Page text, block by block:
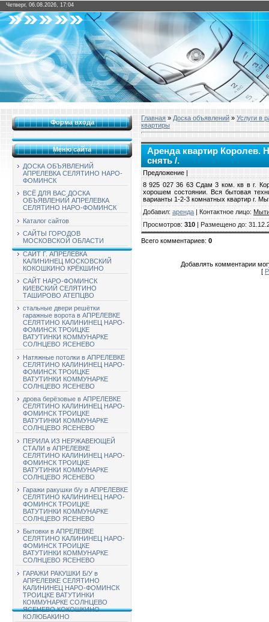
Четверг, 06.08.2026, 17:04
Форма входа
Меню сайта
ДОСКА ОБЪЯВЛЕНИЙ
АПРЕЛЕВКА СЕЛЯТИНО НАРО-
ФОМИНСК
ВСЁ ДЛЯ ВАС ДОСКА
ОБЪЯВЛЕНИЙ АПРЕЛЕВКА
СЕЛЯТИНО НАРО-ФОМИНСК
Каталог сайтов
САЙТЫ ГОРОДОВ
МОСКОВСКОЙ ОБЛАСТИ
САЙТ Г. АПРЕЛЕВКА
КАЛИНИНЕЦ МОСКОВСКИЙ
КОКОШКИНО КРЁКШИНО
САЙТ НАРО-ФОМИНСК
КИЕВСКИЙ СЕЛЯТИНО
ТАШИРОВО АТЕПЦВО
стальные двери решётки
гаражные ворота в АПРЕЛЕВКЕ
СЕЛЯТИНО КАЛИНИНЕЦ НАРО-
ФОМИНСК ТРОИЦКЕ
ВАТУТИНКИ КОММУНАРКЕ
СОЛНЦЕВО ЯСЕНЕВО
Натяжные потолки в АПРЕЛЕВКЕ
СЕЛЯТИНО КАЛИНИНЕЦ НАРО-
ФОМИНСК ТРОИЦКЕ
ВАТУТИНКИ КОММУНАРКЕ
СОЛНЦЕВО ЯСЕНЕВО
дрова берёзовые в АПРЕЛЕВКЕ
СЕЛЯТИНО КАЛИНИНЕЦ НАРО-
ФОМИНСК ТРОИЦКЕ
ВАТУТИНКИ КОММУНАРКЕ
СОЛНЦЕВО ЯСЕНЕВО
ПЕРИЛА ИЗ НЕРЖАВЕЮЩЕЙ
СТАЛИ в АПРЕЛЕВКЕ
СЕЛЯТИНО КАЛИНИНЕЦ НАРО-
ФОМИНСК ТРОИЦКЕ
ВАТУТИНКИ КОММУНАРКЕ
СОЛНЦЕВО ЯСЕНЕВО
Гаражи ракушки б/у в АПРЕЛЕВКЕ
СЕЛЯТИНО КАЛИНИНЕЦ НАРО-
ФОМИНСК ТРОИЦКЕ
ВАТУТИНКИ КОММУНАРКЕ
СОЛНЦЕВО ЯСЕНЕВО
Бытовки в АПРЕЛЕВКЕ
СЕЛЯТИНО КАЛИНИНЕЦ НАРО-
ФОМИНСК ТРОИЦКЕ
ВАТУТИНКИ КОММУНАРКЕ
СОЛНЦЕВО ЯСЕНЕВО
ГАРАЖИ РАКУШКИ Б/У в
АПРЕЛЕВКЕ СЕЛЯТИНО
КАЛИНИНЕЦ НАРО-ФОМИНСК
ТРОИЦКЕ ВАТУТИНКИ
КОММУНАРКЕ СОЛНЦЕВО
ЯСЕНЕВО КОКОШКИНО
КОЛЮБАКИНО
Главная » Доска объявлений » Услуги в
квартиры
Аренда квартир Королев.
снять /.
Предложение |
8 925 027 36 63 Сдам 3 ком. кв в г.
хорошем состоянии. Вся бытовая
варианты 1-2-3 комнатных квартир г.
Добавил: аренда | Контактное лицо:
Просмотров: 310 | Размещено до:
Всего комментариев: 0
Добавлять комментарии
[